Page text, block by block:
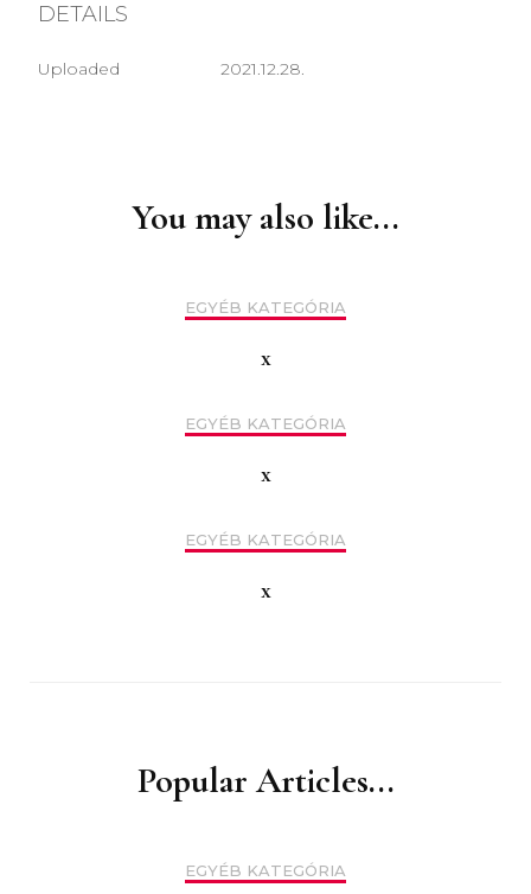
DETAILS
Uploaded 2021.12.28.
You may also like...
EGYÉB KATEGÓRIA
x
EGYÉB KATEGÓRIA
x
EGYÉB KATEGÓRIA
x
Popular Articles...
EGYÉB KATEGÓRIA